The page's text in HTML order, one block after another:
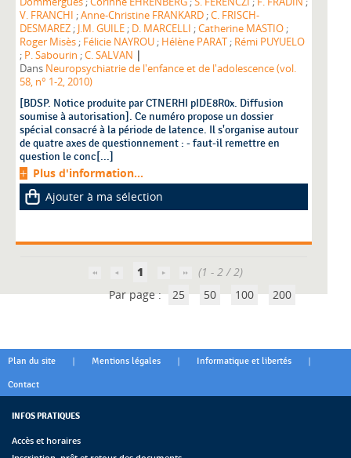
V. FRANCHI ;Anne-Christine FRANKARD ;C. FRISCH-
DESMAREZ ; J.M. GUILE ; D. MARCELLI ;Catherine MASTIO ;
Roger Misès ; Félicie NAYROU ; Hélène PARAT ; Rémi PUYUELO
; P. Sabourin ;C. SALVAN |
Dans Neuropsychiatrie de l'enfance et de l'adolescence (vol.
58, n° 1-2, 2010)
[BDSP. Notice produite par CTNERHI pIDE8R0x. Diffusion
soumise à autorisation]. Ce numéro propose un dossier
spécial consacré à la période de latence. Il s'organise autour
de quatre axes de questionnement : - faut-il remettre en
question le conc[...]
Plus d'information...
Ajouter à ma sélection
1
(1 - 2 / 2)
Par page : 25 50 100 200
Plan du site | Mentions légales | Informatique et libertés |
Contact
INFOS PRATIQUES
Accès et horaires